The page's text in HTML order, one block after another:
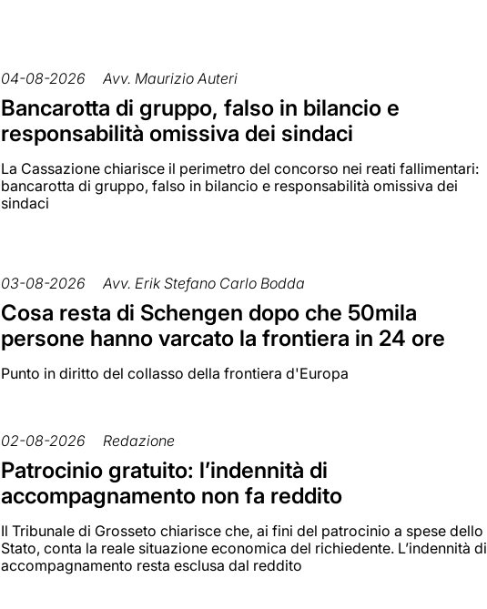
04-08-2026 Avv. Maurizio Auteri
Bancarotta di gruppo, falso in bilancio e
responsabilità omissiva dei sindaci
La Cassazione chiarisce il perimetro del concorso nei reati fallimentari:
bancarotta di gruppo, falso in bilancio e responsabilità omissiva dei
sindaci
03-08-2026 Avv. Erik Stefano Carlo Bodda
Cosa resta di Schengen dopo che 50mila
persone hanno varcato la frontiera in 24 ore
Punto in diritto del collasso della frontiera d'Europa
02-08-2026 Redazione
Patrocinio gratuito: l’indennità di
accompagnamento non fa reddito
Il Tribunale di Grosseto chiarisce che, ai fini del patrocinio a spese dello
Stato, conta la reale situazione economica del richiedente. L’indennità di
accompagnamento resta esclusa dal reddito